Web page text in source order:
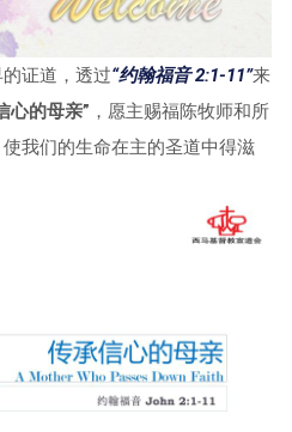
证道，透过“约翰福音 2:1-11”来
心的母亲” ，愿主赐福陈牧师和所
我们的生命在主的圣道中得滋